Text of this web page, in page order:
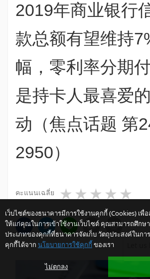
2019年商业银行
款总额有望维持
幅，零利率分期
是持卡人最喜爱
动（焦点话题 第
2950）
คะแนนเฉลี่ย 4
3 stars
2 stars
1 star
เว็บไซต์ของธนาคารมีการใช้งานคุกกี้ (Cookies) เ
ให้แก่คุณในการเข้าใช้งานเว็บไซต์ คุณสามารถศึกษา
ประเภทของคุกกี้ที่ธนาคารจัดเก็บ วัตถุประสงค์ในกา
คุกกี้ได้จาก นโยบายการใช้คุกกี้ ของเรา
ไม่ตกลง